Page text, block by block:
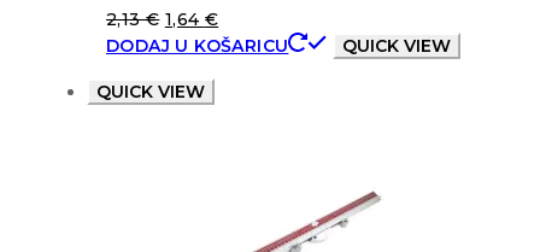
2,13€ 1,64 €
DODAJ U KOŠARICU
QUICK VIEW
QUICK VIEW